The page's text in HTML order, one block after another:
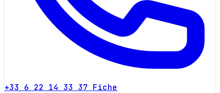
+33 6 22 14 33 37 Fiche